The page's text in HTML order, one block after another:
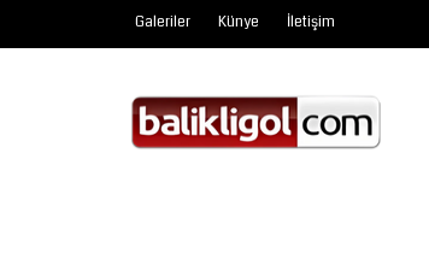
Galeriler Künye İletişim